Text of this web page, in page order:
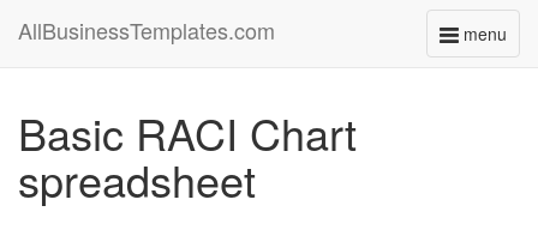
menu
Toggle
AllBusinessTemplates.com
Basic RACI Chart
spreadsheet